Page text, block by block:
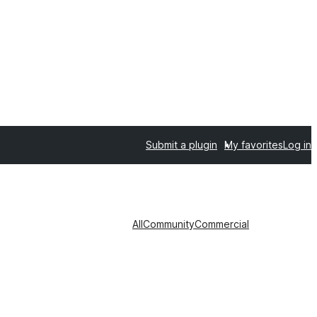
Submit a plugin My favoritesLog in
AllCommunityCommercial